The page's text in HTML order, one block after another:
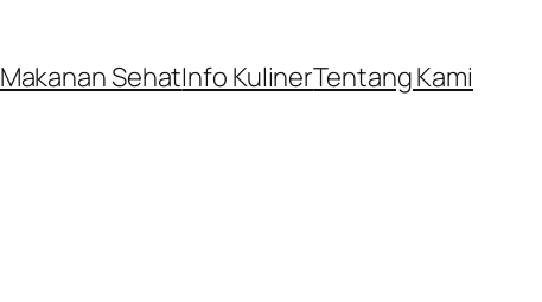
Makanan SehatInfo KulinerTentang Kami